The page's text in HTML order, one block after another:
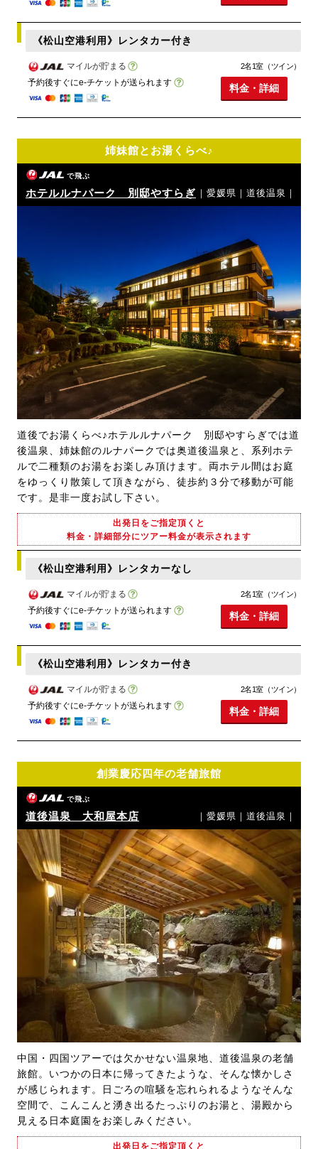
《松山空港利用》レンタカー付き
マイルが貯まる
予約後すぐにe-チケットが送られます
2名1室（ツイン）
料金・詳細
姉妹館とお湯くらべ♪
で飛ぶ
ホテルルナパーク 別邸やすらぎ ｜愛媛県｜道後温泉｜
道後でお湯くらべ♪ホテルルナパーク 別邸やすらぎでは道
後温泉、姉妹館のルナパークでは奥道後温泉と、系列ホテ
ルで二種類のお湯をお楽しみ頂けます。両ホテル間はお庭
をゆっくり散策して頂きながら、徒歩約３分で移動が可能
です。是非一度お試し下さい。
出発日をご指定頂くと
料金・詳細部分にツアー料金が表示されます
《松山空港利用》レンタカーなし
マイルが貯まる
予約後すぐにe-チケットが送られます
2名1室（ツイン）
料金・詳細
《松山空港利用》レンタカー付き
マイルが貯まる
予約後すぐにe-チケットが送られます
2名1室（ツイン）
料金・詳細
創業慶応四年の老舗旅館
で飛ぶ
道後温泉 大和屋本店 ｜愛媛県｜道後温泉｜
中国・四国ツアーでは欠かせない温泉地、道後温泉の老舗
旅館。いつかの日本に帰ってきたような、そんな懐かしさ
が感じられます。日ごろの喧騒を忘れられるようなそんな
空間で、こんこんと湧き出るたっぷりのお湯と、湯殿から
見える日本庭園をお楽しみください。
出発日をご指定頂くと